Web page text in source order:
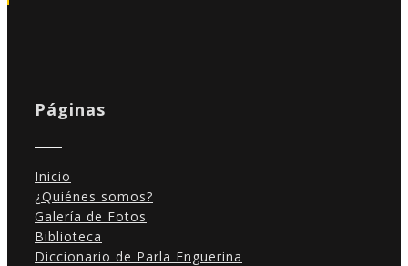
Páginas
Inicio
¿Quiénes somos?
Galería de Fotos
Biblioteca
Diccionario de Parla Enguerina